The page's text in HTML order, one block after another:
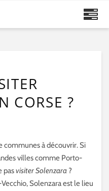
CORSE ?
communes à découvrir. Si
villes comme Porto-
pasvisiter Solenzara ?
Solenzara est le lieu